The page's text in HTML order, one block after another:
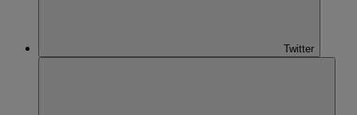
Twitter